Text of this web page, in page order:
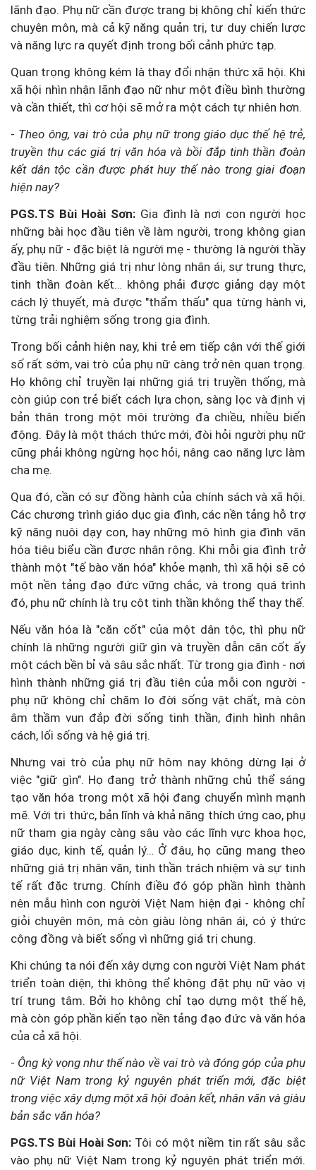
lãnh đạo. Phụ nữ cần được trang bị không chỉ kiến thức
chuyên môn, mà cả kỹ năng quản trị, tư duy chiến lược
và năng lực ra quyết định trong bối cảnh phức tạp.
Quan trọng không kém là thay đổi nhận thức xã hội. Khi
xã hội nhìn nhận lãnh đạo nữ như một điều bình thường
và cần thiết, thì cơ hội sẽ mở ra một cách tự nhiên hơn.
- Theo ông, vai trò của phụ nữ trong giáo dục thế hệ trẻ,
truyền thụ các giá trị văn hóa và bồi đắp tinh thần đoàn
kết dân tộc cần được phát huy thế nào trong giai đoạn
hiện nay?
PGS.TS Bùi Hoài Sơn: Gia đình là nơi con người học
những bài học đầu tiên về làm người, trong không gian
ấy, phụ nữ - đặc biệt là người mẹ - thường là người thầy
đầu tiên. Những giá trị như lòng nhân ái, sự trung thực,
tinh thần đoàn kết… không phải được giảng dạy một
cách lý thuyết, mà được "thẩm thấu" qua từng hành vi,
từng trải nghiệm sống trong gia đình.
Trong bối cảnh hiện nay, khi trẻ em tiếp cận với thế giới
số rất sớm, vai trò của phụ nữ càng trở nên quan trọng.
Họ không chỉ truyền lại những giá trị truyền thống, mà
còn giúp con trẻ biết cách lựa chọn, sàng lọc và định vị
bản thân trong một môi trường đa chiều, nhiều biến
động. Đây là một thách thức mới, đòi hỏi người phụ nữ
cũng phải không ngừng học hỏi, nâng cao năng lực làm
cha mẹ.
Qua đó, cần có sự đồng hành của chính sách và xã hội.
Các chương trình giáo dục gia đình, các nền tảng hỗ trợ
kỹ năng nuôi dạy con, hay những mô hình gia đình văn
hóa tiêu biểu cần được nhân rộng. Khi mỗi gia đình trở
thành một "tế bào văn hóa" khỏe mạnh, thì xã hội sẽ có
một nền tảng đạo đức vững chắc, và trong quá trình
đó, phụ nữ chính là trụ cột tinh thần không thể thay thế.
Nếu văn hóa là "căn cốt" của một dân tộc, thì phụ nữ
chính là những người giữ gìn và truyền dẫn căn cốt ấy
một cách bền bỉ và sâu sắc nhất. Từ trong gia đình - nơi
hình thành những giá trị đầu tiên của mỗi con người -
phụ nữ không chỉ chăm lo đời sống vật chất, mà còn
âm thầm vun đắp đời sống tinh thần, định hình nhân
cách, lối sống và hệ giá trị.
Nhưng vai trò của phụ nữ hôm nay không dừng lại ở
việc "giữ gìn". Họ đang trở thành những chủ thể sáng
tạo văn hóa trong một xã hội đang chuyển mình mạnh
mẽ. Với tri thức, bản lĩnh và khả năng thích ứng cao, phụ
nữ tham gia ngày càng sâu vào các lĩnh vực khoa học,
giáo dục, kinh tế, quản lý… Ở đâu, họ cũng mang theo
những giá trị nhân văn, tinh thần trách nhiệm và sự tinh
tế rất đặc trưng. Chính điều đó góp phần hình thành
nên mẫu hình con người Việt Nam hiện đại - không chỉ
giỏi chuyên môn, mà còn giàu lòng nhân ái, có ý thức
cộng đồng và biết sống vì những giá trị chung.
Khi chúng ta nói đến xây dựng con người Việt Nam phát
triển toàn diện, thì không thể không đặt phụ nữ vào vị
trí trung tâm. Bởi họ không chỉ tạo dựng một thế hệ,
mà còn góp phần kiến tạo nền tảng đạo đức và văn hóa
của cả xã hội.
- Ông kỳ vọng như thế nào về vai trò và đóng góp của phụ
nữ Việt Nam trong kỷ nguyên phát triển mới, đặc biệt
trong việc xây dựng một xã hội đoàn kết, nhân văn và giàu
bản sắc văn hóa?
PGS.TS Bùi Hoài Sơn: Tôi có một niềm tin rất sâu sắc
vào phụ nữ Việt Nam trong kỷ nguyên phát triển mới.